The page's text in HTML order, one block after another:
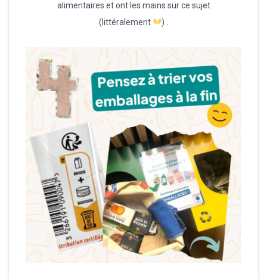
alimentaires et ont les mains sur ce sujet
(littéralement
) .